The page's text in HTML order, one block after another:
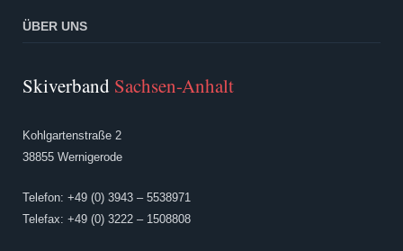
ÜBER UNS
Skiverband Sachsen-Anhalt
Kohlgartenstraße 2
38855 Wernigerode
Telefon: +49 (0) 3943 – 5538971
Telefax: +49 (0) 3222 – 1508808